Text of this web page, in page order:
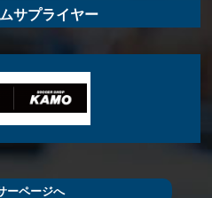
サプライヤー
ーページへ